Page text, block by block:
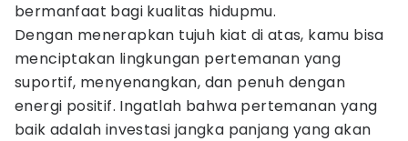
bermanfaat bagi kualitas hidupmu.
Dengan menerapkan tujuh kiat di atas, kamu bisa
menciptakan lingkungan pertemanan yang
suportif, menyenangkan, dan penuh dengan
energi positif. Ingatlah bahwa pertemanan yang
baik adalah investasi jangka panjang yang akan